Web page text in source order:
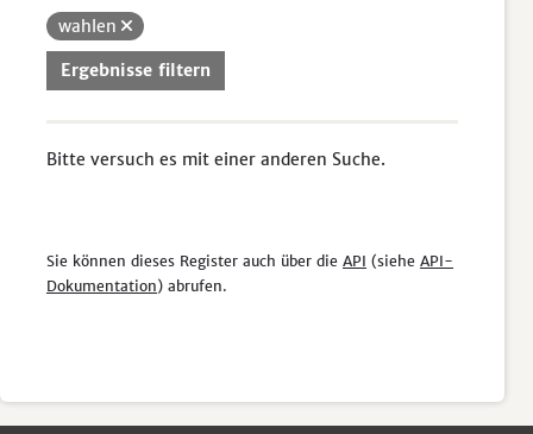
wahlen
Ergebnisse filtern
Bitte versuch es mit einer anderen Suche.
Sie können dieses Register auch über die API (siehe API-
Dokumentation) abrufen.